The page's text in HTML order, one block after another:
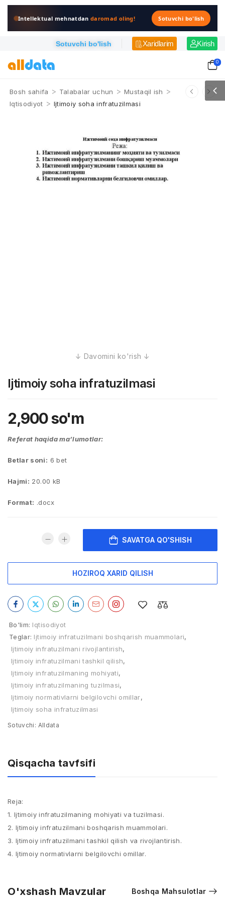
Intellektual mehnatdandaromad oling! Sotuvchi bo'lish
Sotuvchi bo'lish Xaridlarim Kirish
0
Bosh sahifa > Talabalar uchun > Mustaqil ish >
Iqtisodiyot > Ijtimoiy soha infratuzilmasi
Ijtimoiy soha infratuzilmasi
2,900so'm
Referat haqida ma’lumotlar:
Betlar soni: 6 bet
Hajmi: 20.00 kB
Format: .docx
SAVATGA QO'SHISH
HOZIROQ XARID QILISH
Bo'lim: Iqtisodiyot
Teglar: Ijtimoiy infratuzilmani boshqarish muammolari,
Ijtimoiy infratuzilmani rivojlantirish,
Ijtimoiy infratuzilmani tashkil qilish,
Ijtimoiy infratuzilmaning mohiyati,
Ijtimoiy infratuzilmaning tuzilmasi,
Ijtimoiy normativlarni belgilovchi omillar,
Ijtimoiy soha infratuzilmasi
Sotuvchi: Alldata
Qisqacha tavfsifi
Reja:
1. Ijtimoiy infratuzilmaning mohiyati va tuzilmasi.
2. Ijtimoiy infratuzilmani boshqarish muammolari.
3. Ijtimoiy infratuzilmani tashkil qilish va rivojlantirish.
4. Ijtimoiy normativlarni belgilovchi omillar.
O'xshash Mavzular Boshqa Mahsulotlar